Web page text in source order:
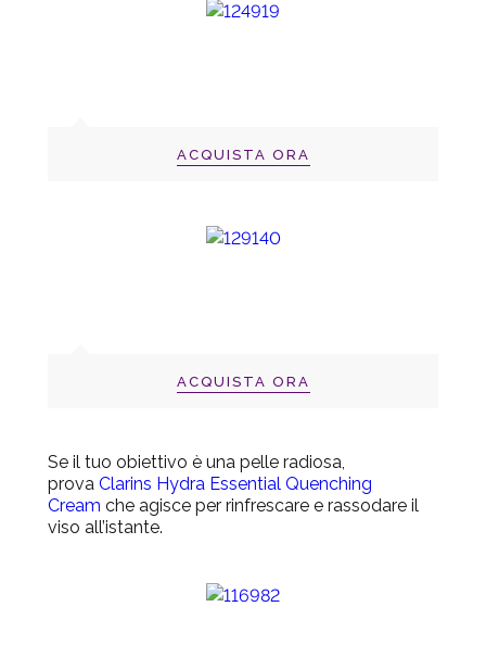
ACQUISTA ORA
ACQUISTA ORA
Se il tuo obiettivo è una pelle radiosa,
prova Clarins Hydra Essential Quenching
Cream che agisce per rinfrescare e rassodare il
viso all’istante.